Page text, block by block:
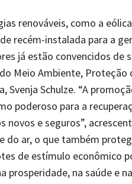
renováveis, como a
recém-instalada para a
já estão convencidos de
Meio Ambiente, Proteção
Svenja Schulze. “A
poderoso para a
novos e seguros”,
do ar, o que também
de estímulo econômico
prosperidade, na saúde e